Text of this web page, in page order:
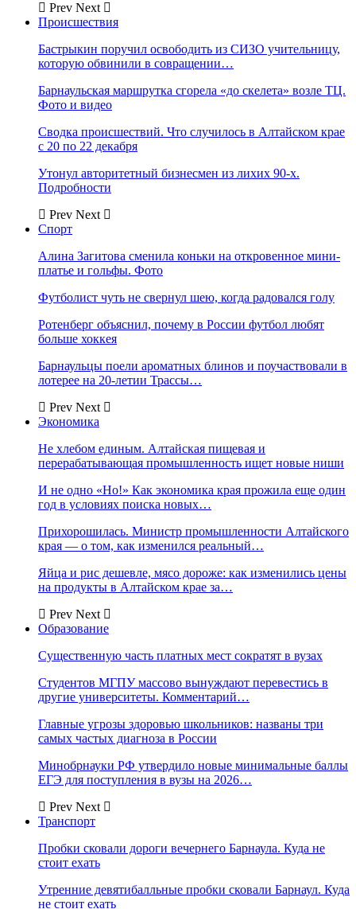
Prev Next
Происшествия
Бастрыкин поручил освободить из СИЗО учительницу,
которую обвинили в совращении…
Барнаульская маршрутка сгорела «до скелета» возле ТЦ.
Фото и видео
Сводка происшествий. Что случилось в Алтайском крае
с 20 по 22 декабря
Утонул авторитетный бизнесмен из лихих 90-х.
Подробности
Prev Next
Спорт
Алина Загитова сменила коньки на откровенное мини-
платье и гольфы. Фото
Футболист чуть не свернул шею, когда радовался голу
Ротенберг объяснил, почему в России футбол любят
больше хоккея
Барнаульцы поели ароматных блинов и поучаствовали в
лотерее на 20-летии Трассы…
Prev Next
Экономика
Не хлебом единым. Алтайская пищевая и
перерабатывающая промышленность ищет новые ниши
И не одно «Но!» Как экономика края прожила еще один
год в условиях поиска новых…
Прихорошилась. Министр промышленности Алтайского
края — о том, как изменился реальный…
Яйца и рис дешевле, мясо дороже: как изменились цены
на продукты в Алтайском крае за…
Prev Next
Образование
Существенную часть платных мест сократят в вузах
Студентов МГПУ массово вынуждают перевестись в
другие университеты. Комментарий…
Главные угрозы здоровью школьников: названы три
самых частых диагноза в России
Минобрнауки РФ утвердило новые минимальные баллы
ЕГЭ для поступления в вузы на 2026…
Prev Next
Транспорт
Пробки сковали дороги вечернего Барнаула. Куда не
стоит ехать
Утренние девятибалльные пробки сковали Барнаул. Куда
не стоит ехать